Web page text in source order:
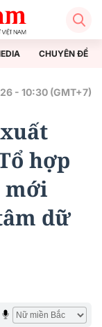
CHUYÊN ĐỀ
- 10:30 (GMT+7)
hợp
mới
dữ